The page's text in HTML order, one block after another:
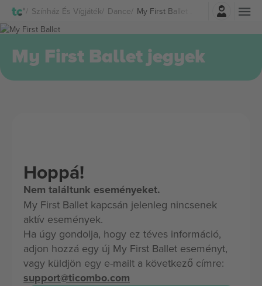
Színház És Vígjáték Dance My First Ballet Jegyek
Belépés
My First Ballet jegyek
Hoppá!
Nem találtunk eseményeket.
My First Ballet kapcsán jelenleg nincsenek
aktív események.
Ha úgy gondolja, hogy ez téves információ,
adjon hozzá egy új My First Ballet eseményt,
vagy küldjön egy e-mailt a következő címre:
support@ticombo.com